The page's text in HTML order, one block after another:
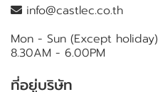
info@castlec.co.th
Mon - Sun (Except holiday)
8.30AM - 6.00PM
ที่อยู่บริษัท